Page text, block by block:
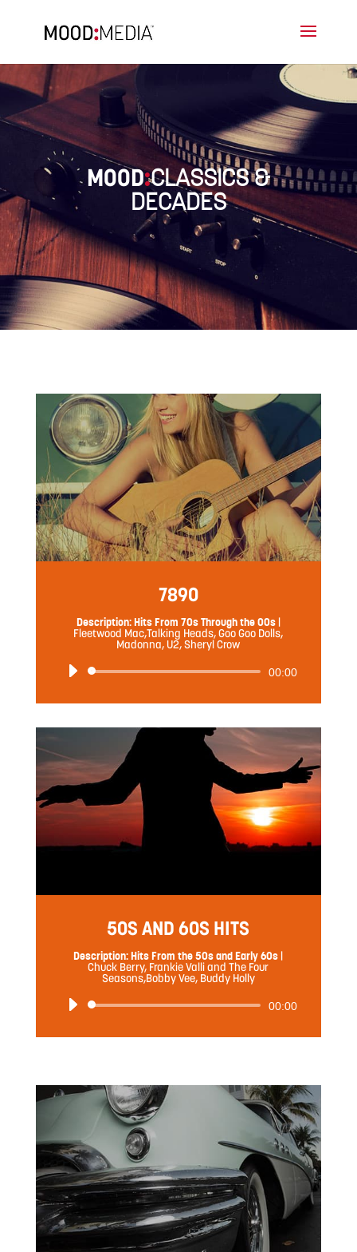
MOOD:CLASSICS &
DECADES
7890
Description: Hits From 70s Through the 00s|
Fleetwood Mac,Talking Heads, Goo Goo Dolls,
Madonna, U2, Sheryl Crow
音
プ
レ
00:00
50S AND 60S HITS
Description: Hits From the 50s and Early 60s |
Chuck Berry, Frankie Valli and The Four
Seasons,Bobby Vee, Buddy Holly
音
プ
00:00